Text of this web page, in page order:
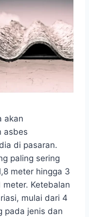
akan
asbes
di pasaran.
paling sering
meter hingga 3
Ketebalan
mulai dari 4
pada jenis dan